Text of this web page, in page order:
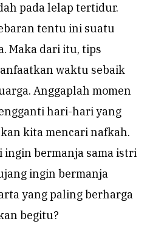
pada lelap tertidur.
tentu ini suatu
Maka dari itu, tips
waktu sebaik
Anggaplah momen
hari-hari yang
kita mencari nafkah.
ingin bermanja sama istri
ingin bermanja
yang paling berharga
begitu?